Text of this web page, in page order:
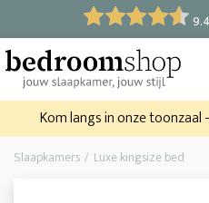
9.4
Kom langs in onze toonzaal -
Slaapkamers Luxe kingsize bed